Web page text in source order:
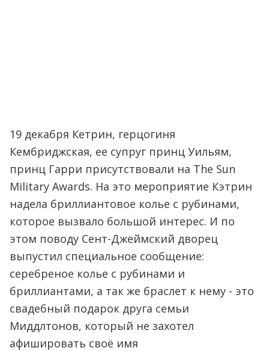
19 декабря Кетрин, герцогиня
Кембриджская, ее супруг принц Уильям,
принц Гарри присутствовали на The Sun
Military Awards. На это мероприятие Кэтрин
надела бриллиантовое колье с рубинами,
которое вызвало большой интерес. И по
этом поводу Сент-Джеймский дворец
выпустил специальное сообщение:
серебреное колье с рубинами и
бриллиантами, а так же браслет к нему - это
свадебный подарок друга семьи
Миддлтонов, который не захотел
афишировать своё имя